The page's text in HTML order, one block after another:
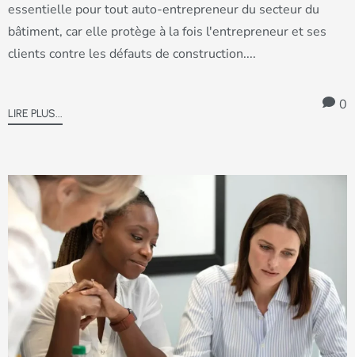
essentielle pour tout auto-entrepreneur du secteur du
bâtiment, car elle protège à la fois l'entrepreneur et ses
clients contre les défauts de construction....
LIRE PLUS...
0